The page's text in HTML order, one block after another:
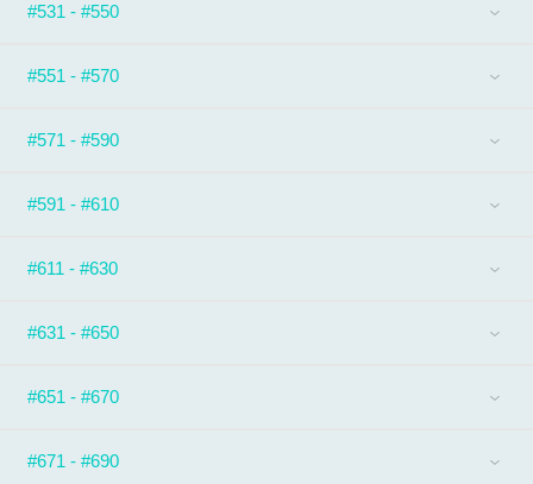
#531 - #550
#551 - #570
#571 - #590
#591 - #610
#611 - #630
#631 - #650
#651 - #670
#671 - #690